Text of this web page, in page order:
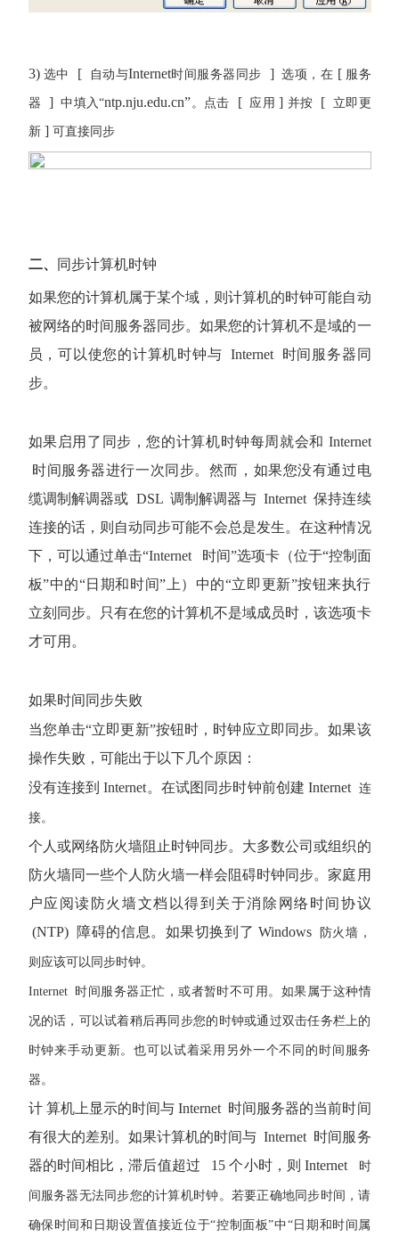
3) 选中 [ 自动与Internet时间服务器同步 ]选项，在 [ 服务
器 ]中填入“ntp.nju.edu.cn”。点击 [ 应用 ] 并按 [ 立即更
新 ] 可直接同步
二、 同步计算机时钟
如果您的计算机属于某个域，则计算机的时钟可能自动
被网络的时间服务器同步。如果您的计算机不是域的一
员，可以使您的计算机时钟与Internet 时间服务器同
步。
如果启用了同步，您的计算机时钟每周就会和 Internet
时间服务器进行一次同步。然而，如果您没有通过电
缆调制解调器或 DSL 调制解调器与 Internet保持连续
连接的话，则自动同步可能不会总是发生。在这种情况
下，可以通过单击“Internet 时间”选项卡（位于“控制面
板”中的“日期和时间”上）中的“立即更新”按钮来执行
立刻同步。只有在您的计算机不是域成员时，该选项卡
才可用。
如果时间同步失败
当您单击“立即更新”按钮时，时钟应立即同步。如果该
操作失败，可能出于以下几个原因：
没有连接到Internet。在试图同步时钟前创建Internet 连
接。
个人或网络防火墙阻止时钟同步。大多数公司或组织的
防火墙同一些个人防火墙一样会阻碍时钟同步。家庭用
户应阅读防火墙文档以得到关于消除网络时间协议
(NTP) 障碍的信息。如果切换到了 Windows 防火墙，
则应该可以同步时钟。
Internet 时间服务器正忙，或者暂时不可用。如果属于这种情
况的话，可以试着稍后再同步您的时钟或通过双击任务栏上的
时钟来手动更新。也可以试着采用另外一个不同的时间服务
器。
计 算机上显示的时间与Internet 时间服务器的当前时间
有很大的差别。如果计算机的时间与Internet 时间服务
器的时间相比，滞后值超过 15个小时，则Internet 时
间服务器无法同步您的计算机时钟。若要正确地同步时间，请
确保时间和日期设置值接近位于“控制面板”中“日期和时间属